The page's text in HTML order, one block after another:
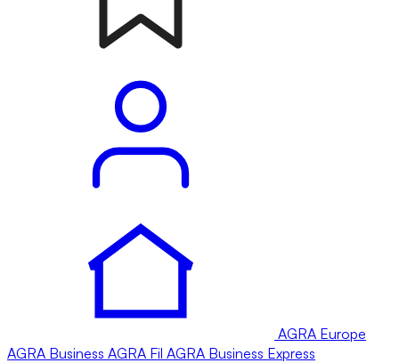
AGRA Europe
AGRA Business AGRA Fil AGRA Business Express